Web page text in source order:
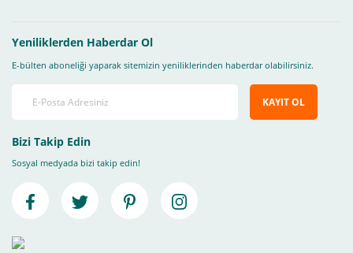
Yeniliklerden Haberdar Ol
E-bülten aboneliği yaparak sitemizin yeniliklerinden haberdar olabilirsiniz.
KAYIT OL
Bizi Takip Edin
Sosyal medyada bizi takip edin!